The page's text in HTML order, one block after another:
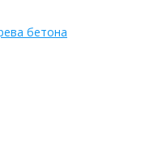
бетона